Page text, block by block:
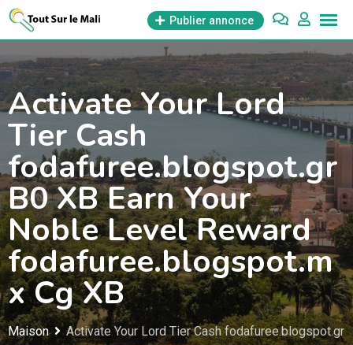
Aller
contenu
Publier annonce
Activate Your Lord
Tier Cash
fodafuree.blogspot.gr
B0 XB Earn Your
Noble Level Reward
fodafuree.blogspot.m
x Cg XB
Maison
Activate Your Lord Tier Cash fodafuree.blogspot.gr